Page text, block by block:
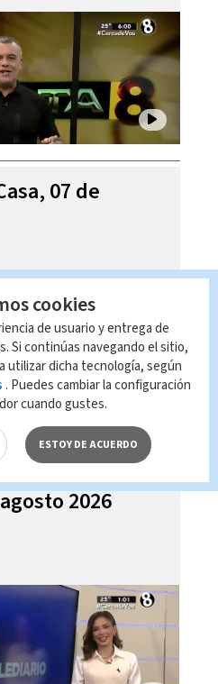
07 de
con Paula
2026
cookies
de usuario y entrega de
Si continúas navegando el sitio,
utilizar dicha tecnología, según
. Puedes cambiar la configuración
cuando gustes.
ESTOY DE ACUERDO